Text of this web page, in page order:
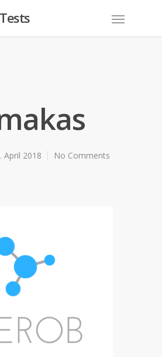
April 2018 No Comments